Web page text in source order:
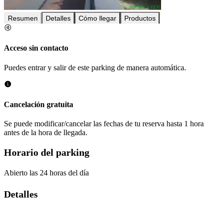
Resumen Detalles Cómo llegar Productos
Acceso sin contacto
Puedes entrar y salir de este parking de manera automática.
Cancelación gratuita
Se puede modificar/cancelar las fechas de tu reserva hasta 1 hora
antes de la hora de llegada.
Horario del parking
Abierto las 24 horas del día
Detalles